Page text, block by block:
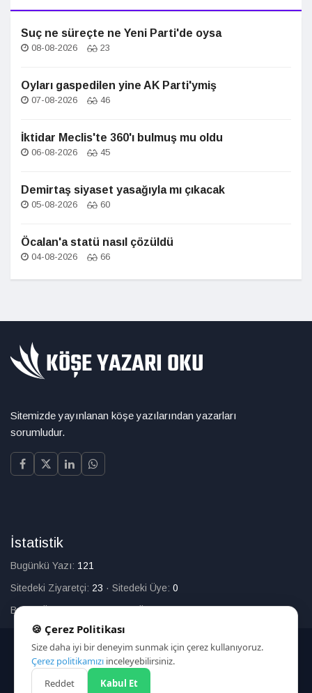
Suç ne süreçte ne Yeni Parti'de oysa
08-08-2026 23
Oyları gaspedilen yine AK Parti'ymiş
07-08-2026 46
İktidar Meclis'te 360'ı bulmuş mu oldu
06-08-2026 45
Demirtaş siyaset yasağıyla mı çıkacak
05-08-2026 60
Öcalan'a statü nasıl çözüldü
04-08-2026 66
Sitemizde yayınlanan köşe yazılarından yazarları
sorumludur.
İstatistik
Bugünkü Yazı: 121
Sitedeki Ziyaretçi: 23 · Sitedeki Üye: 0
Bugün Üye Olan:0·Toplam Üye:226
© 2025
HAKKIMIZDA
🍪 Çerez Politikası
Size daha iyi bir deneyim sunmak için çerez kullanıyoruz.
Çerez politikamızı inceleyebilirsiniz.
Reddet
Kabul Et